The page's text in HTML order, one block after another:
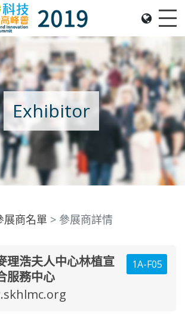
Nov 2019, Summit: 20 Nov 2019,
Exhibitor
展商名單 參展商詳情
1A-F05
理浩夫人中心林植宣
服務中心